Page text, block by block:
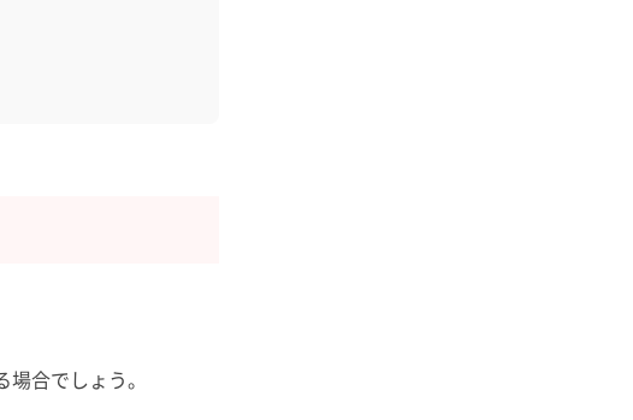
合でしょう。